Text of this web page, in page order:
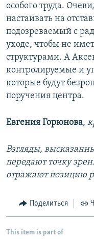
особого труда.
настаивать на
подозреваемый с
уходе, чтобы не
структурами. А
контролируемые и
которые будут
поручения центра.
Евгения Горюнова,
Взгляды,
передают точку
отражают позицию
Поделиться
This item is part of